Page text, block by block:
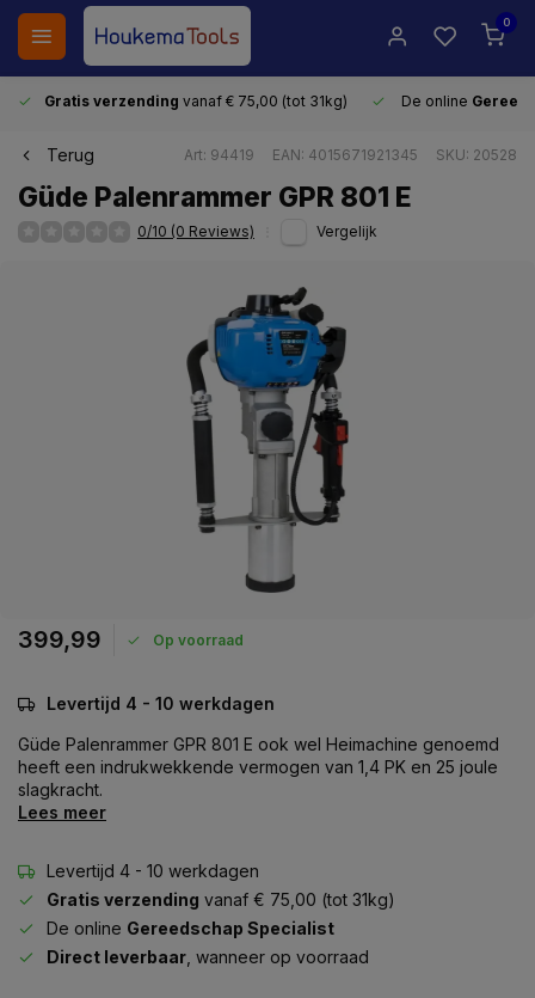
0
Gratis verzending vanaf € 75,00 (tot 31kg) De online
Terug Art: 94419 EAN: 4015671921345 SKU: 20528
Güde Palenrammer GPR 801 E
0/10 (0 Reviews) Vergelijk
399,99 Op voorraad
Levertijd 4 - 10 werkdagen
Güde Palenrammer GPR 801 E ook wel Heimachine genoemd
heeft een indrukwekkende vermogen van 1,4 PK en 25 joule
slagkracht.
Lees meer
Levertijd 4 - 10 werkdagen
Gratis verzending vanaf € 75,00 (tot 31kg)
De online Gereedschap Specialist
Direct leverbaar , wanneer op voorraad